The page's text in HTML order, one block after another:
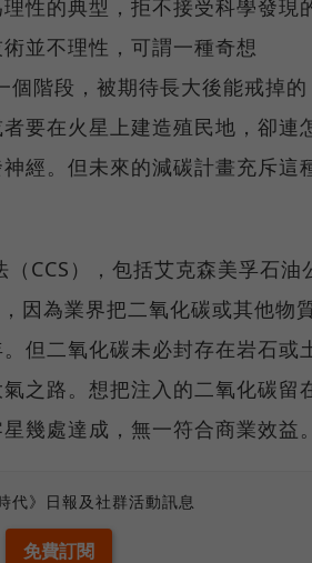
性的典型，拒不接受科學發現
並不理性，可謂一種奇想
階段，被期待長大後能戒掉的
要在火星上建造殖民地，卻連
經。但未來的減碳計畫充斥這
CCS），包括艾克森美孚石油
因為業界把二氧化碳或其他物
但二氧化碳未必封存在岩石或
之路。想把注入的二氧化碳留
幾處達成，無一符合商業效益。
代》日報及社群活動訊息